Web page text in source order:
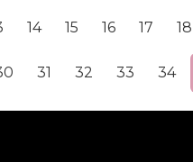
14 15 16 17 18
31 32 33 34